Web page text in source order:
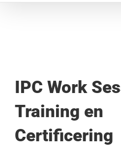
IPC Work
Training en
Certificering